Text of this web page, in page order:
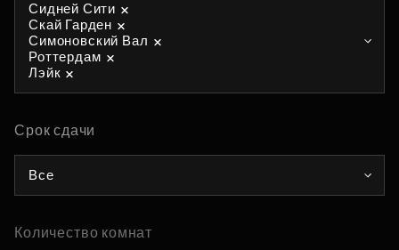
Сидней Сити
Скай Гарден
Симоновский Вал
Роттердам
Лэйк
Срок сдачи
Все
Количество комнат